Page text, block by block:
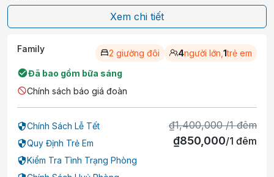
Xem chi tiết
Family 2 giường đôi 4người lớn, 1trẻ em
Đã bao gồm bữa sáng
Chính sách báo giá đoàn
Chính Sách Lễ Tết
Quy Định Trẻ Em
Kiểm Tra Tình Trạng Phòng
₫1,400,000 /1 đêm
₫850,000/1 đêm